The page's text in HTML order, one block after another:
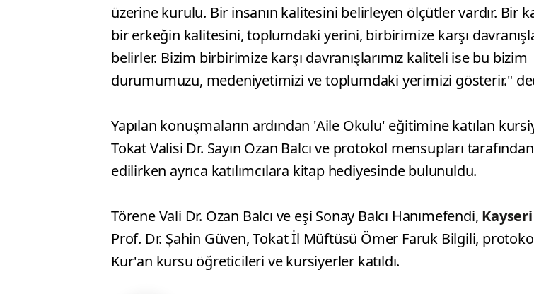
üzerine kurulu. Bir insanın kalitesini belirleyen ölçütler vardır. Bir
bir erkeğin kalitesini, toplumdaki yerini, birbirimize karşı
belirler. Bizim birbirimize karşı davranışlarımız kaliteli ise bu bizim
durumumuzu, medeniyetimizi ve toplumdaki yerimizi gösterir."
Yapılan konuşmaların ardından 'Aile Okulu' eğitimine katılan
Tokat Valisi Dr. Sayın Ozan Balcı ve protokol mensupları
edilirken ayrıca katılımcılara kitap hediyesinde bulunuldu.
Törene Vali Dr. Ozan Balcı ve eşi Sonay Balcı Hanımefendi, Kayseri
Prof. Dr. Şahin Güven, Tokat İl Müftüsü Ömer Faruk Bilgili,
Kur'an kursu öğreticileri ve kursiyerler katıldı.